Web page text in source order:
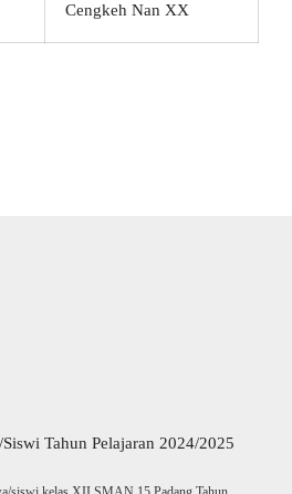
Cengkeh Nan XX
Tahun Pelajaran 2024/2025